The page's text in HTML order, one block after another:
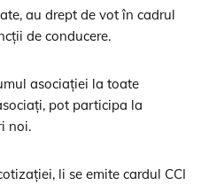
au drept de vot în cadrul
de conducere.
asociației la toate
pot participa la
noi.
li se emite cardul CCI